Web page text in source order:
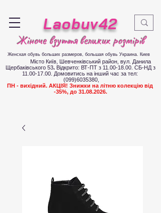
Laobuv42
Жіноче взуття великих розмірів
Женская обувь больших размеров, большая обувь Украина. Киев
Місто Київ, Шевченківський район, вул. Данила
Щербаківського 53. Відкрито: ВТ-ПТ з 11.00-18.00 . СБ-НД з
11.00-17.00. Домовитись на інший час за тел:
(099)6035380
ПН - вихідний. АКЦІЯ! Знижки на літню колекцію від
-35%, до 31.08.2026.